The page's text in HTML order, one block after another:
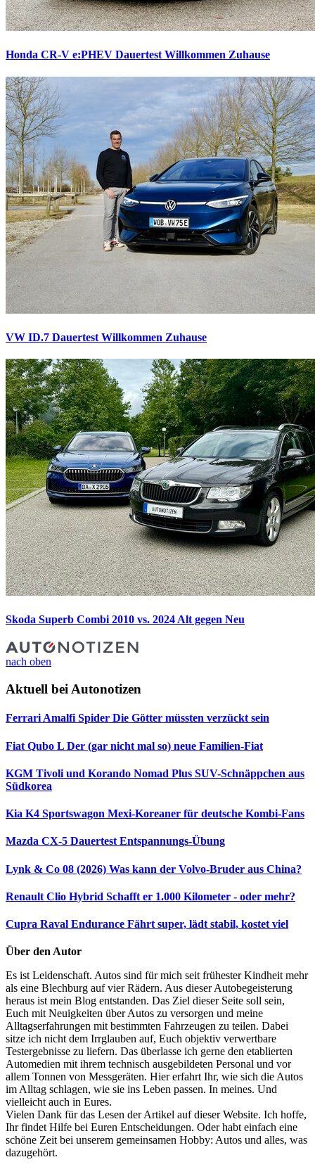
Honda CR-V e:PHEV Dauertest Willkommen Zuhause
VW ID.7 Dauertest Willkommen Zuhause
Skoda Superb Combi 2010 vs. 2024 Alt gegen Neu
nach oben
Aktuell bei Autonotizen
Ferrari Amalfi Spider Die Götter müssten verzückt sein
Fiat Qubo L Der (gar nicht mal so) neue Familien-Fiat
KGM Tivoli und Korando Nomad Plus SUV-Schnäppchen aus
Südkorea
Kia K4 Sportswagon Mexi-Koreaner für deutsche Kombi-Fans
Mazda CX-5 Dauertest Entspannungs-Übung
Lynk & Co 08 (2026) Was kann der Volvo-Bruder aus China?
Renault Clio Hybrid Schafft er 1.000 Kilometer - oder mehr?
Cupra Raval Endurance Fährt super, lädt stabil, kostet viel
Über den Autor
Es ist Leidenschaft. Autos sind für mich seit frühester Kindheit mehr
als eine Blechburg auf vier Rädern. Aus dieser Autobegeisterung
heraus ist mein Blog entstanden. Das Ziel dieser Seite soll sein,
Euch mit Neuigkeiten über Autos zu versorgen und meine
Alltagserfahrungen mit bestimmten Fahrzeugen zu teilen. Dabei
sitze ich nicht dem Irrglauben auf, Euch objektiv verwertbare
Testergebnisse zu liefern. Das überlasse ich gerne den etablierten
Automedien mit ihrem technisch ausgebildeten Personal und vor
allem Tonnen von Messgeräten. Hier erfahrt Ihr, wie sich die Autos
im Alltag schlagen, wie sie ins Leben passen. In meines. Und
vielleicht auch in Eures.
Vielen Dank für das Lesen der Artikel auf dieser Website. Ich hoffe,
Ihr findet Hilfe bei Euren Entscheidungen. Oder habt einfach eine
schöne Zeit bei unserem gemeinsamen Hobby: Autos und alles, was
dazugehört.